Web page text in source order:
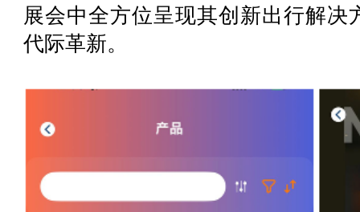
展会中全方位呈现其创新出行解决
代际革新。